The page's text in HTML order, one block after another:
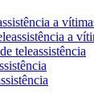
a
a
teleassistência